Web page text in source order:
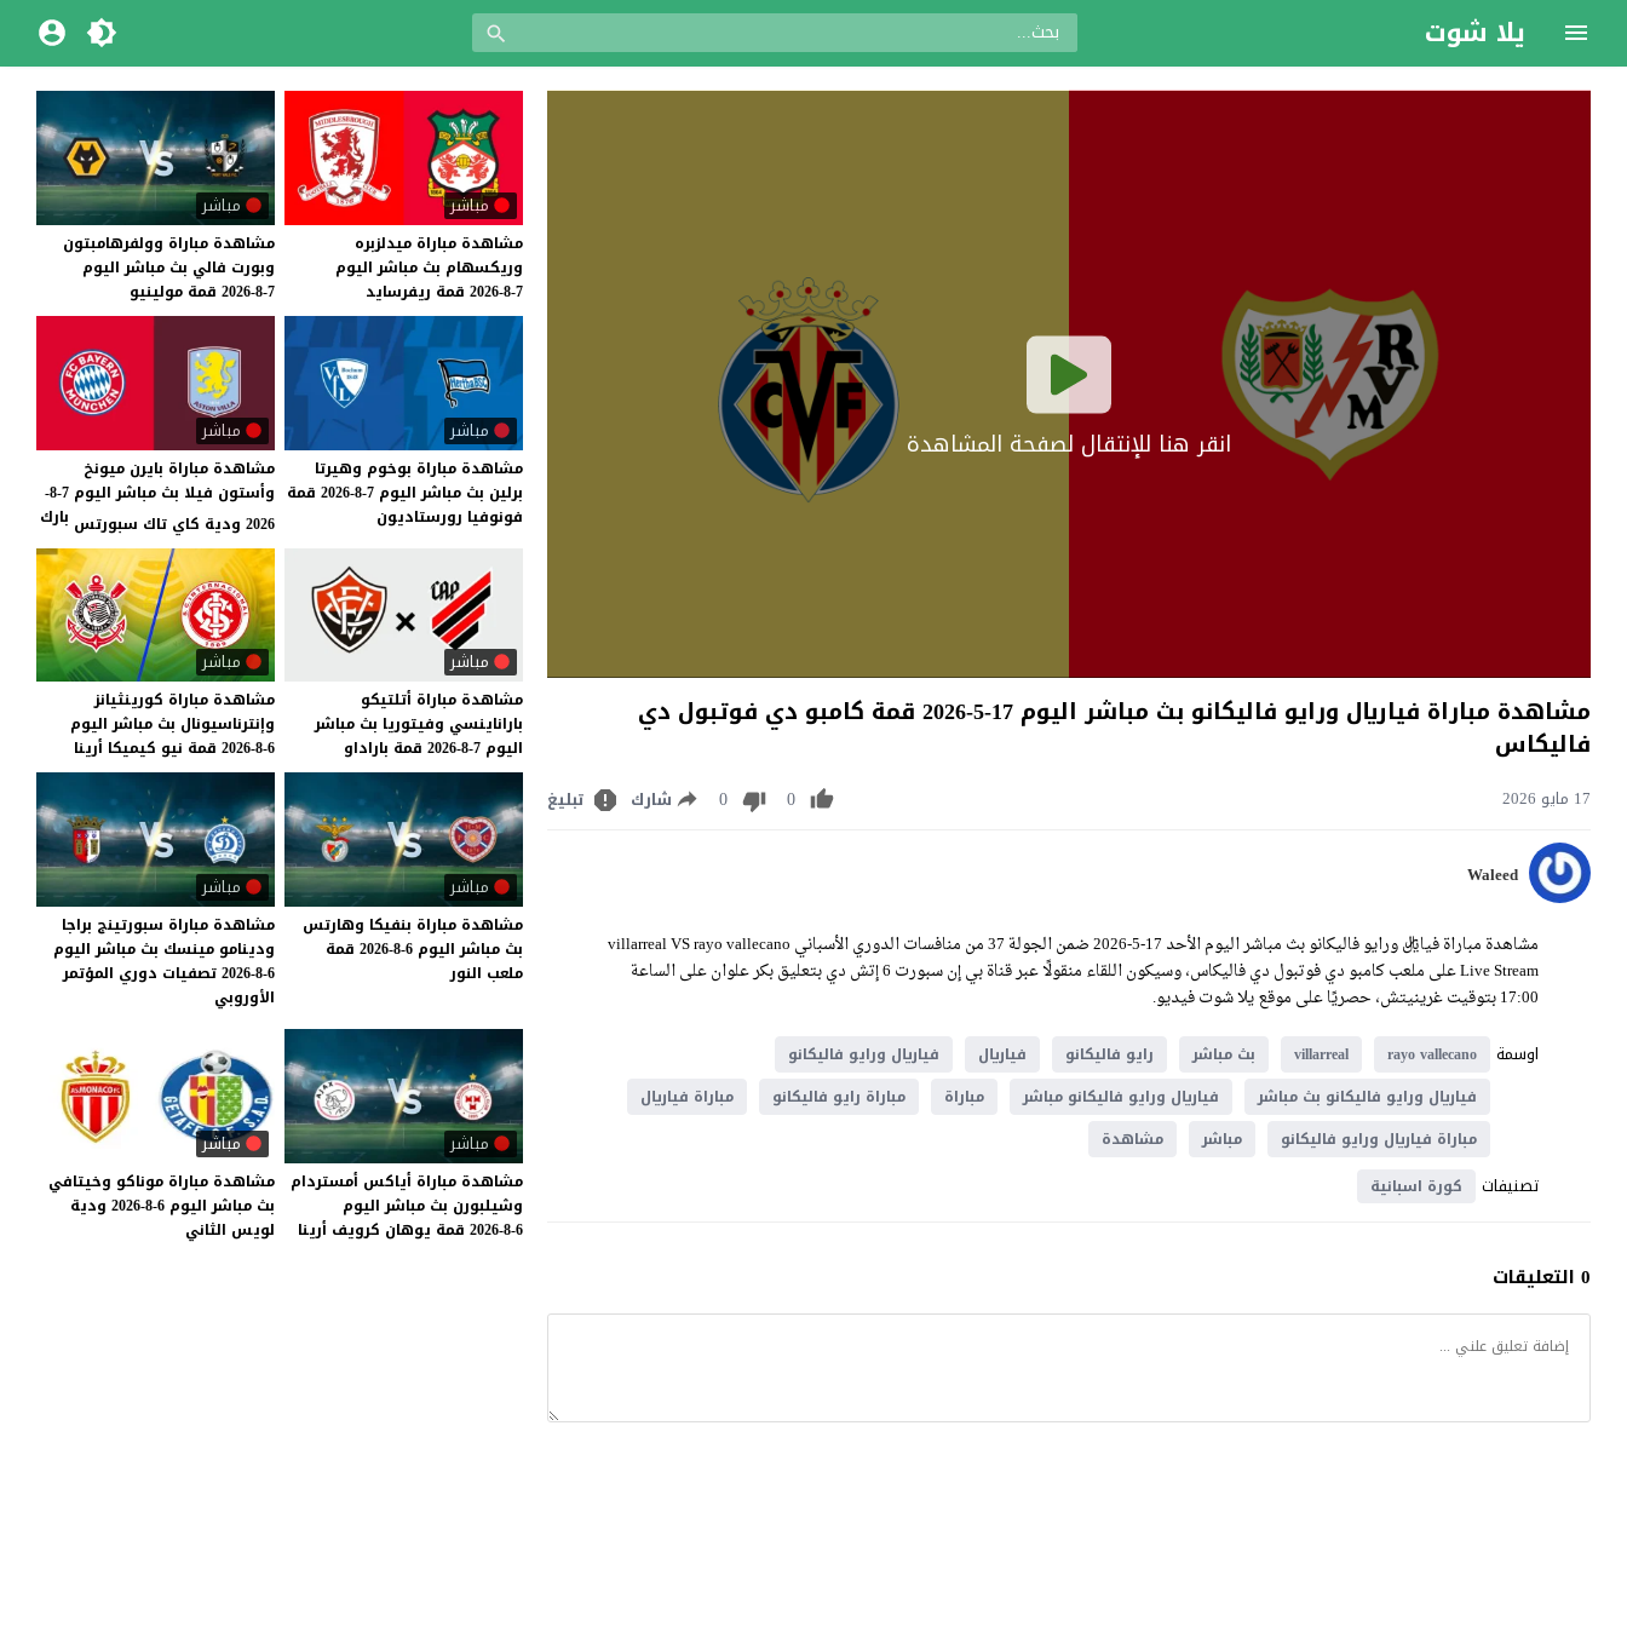
يلا شوت
انقر هنا للإنتقال لصفحة المشاهدة
مشاهدة مباراة فياريال ورايو فاليكانو بث مباشر اليوم 17-5-2026 قمة كامبو دي فوتبول دي
فاليكاس
17 مايو 2026 0
0 شارك تبليغ
Waleed
مشاهدة مباراة فياريال ورايو فاليكانو بث مباشر اليوم الأحد 17-5-2026 ضمن الجولة 37 من منافسات الدوري الأسباني villarreal VS rayo vallecano
Live Stream على ملعب كامبو دي فوتبول دي فاليكاس، وسيكون اللقاء منقولًا عبر قناة بي إن سبورت 6 إتش دي بتعليق بكر علوان على الساعة
17:00 بتوقيت غرينيتش، حصريًا على موقع يلا شوت فيديو.
اوسمة
rayo vallecano
villarreal بث مباشر رايو فاليكانو فياريال
فياريال ورايو فاليكانو
فياريال ورايو فاليكانو بث مباشر
فياريال ورايو فاليكانو مباشر مباراة مباراة رايو فاليكانو
مباراة فياريال
مباراة فياريال ورايو فاليكانو
مباشر مشاهدة
تصنيفات كورة اسبانية
0 التعليقات
مباشر
مشاهدة مباراة ميدلزبره
وريكسهام بث مباشر اليوم
7-8-2026
قمة ريفرسايد
مباشر
مشاهدة مباراة وولفرهامبتون
وبورت فالي بث مباشر اليوم
7-8-2026
قمة مولينيو
مباشر
مشاهدة مباراة بوخوم وهيرتا
برلين بث مباشر اليوم 7-8-2026
قمة
فونوفيا رورستاديون
مباشر
مشاهدة مباراة بايرن ميونخ
وأستون فيلا بث مباشر اليوم 7-8-
2026 ودية كاي تاك سبورتس
بارك
مباشر
مشاهدة مباراة أتلتيكو
باراناينسي وفيتوريا بث مباشر
اليوم 7-8-2026 قمة باراداو
مباشر
مشاهدة مباراة كورينثيانز
وإنترناسيونال بث مباشر اليوم
6-8-2026
قمة نيو كيميكا أرينا
مباشر
مشاهدة مباراة بنفيكا وهارتس
بث مباشر اليوم 6-8-2026
قمة
ملعب النور
مباشر
مشاهدة مباراة سبورتينج براجا
ودينامو مينسك بث مباشر اليوم
6-8-2026 تصفيات دوري المؤتمر
الأوروبي
مباشر
مشاهدة مباراة أياكس أمستردام
وشيلبورن بث مباشر اليوم
6-8-2026
قمة يوهان كرويف أرينا
مباشر
مشاهدة مباراة موناكو وخيتافي
بث مباشر اليوم 6-8-2026
ودية
لويس الثاني